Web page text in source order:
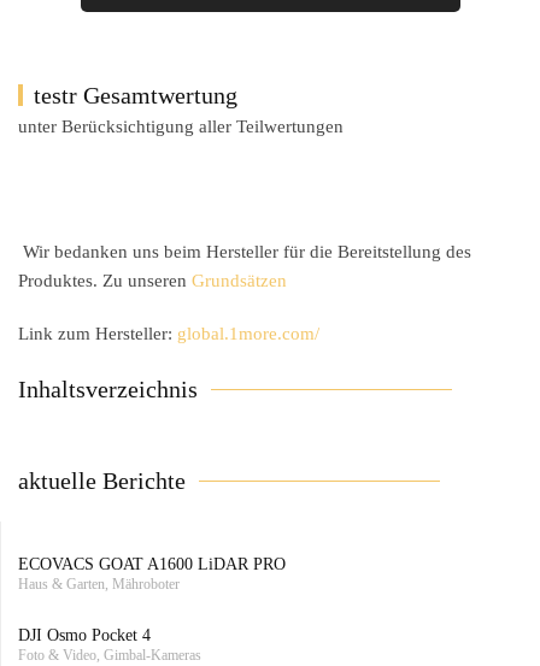
testr Gesamtwertung
unter Berücksichtigung aller Teilwertungen
Wir bedanken uns beim Hersteller für die Bereitstellung des
Produktes. Zu unseren Grundsätzen
Link zum Hersteller: global.1more.com/
Inhaltsverzeichnis
aktuelle Berichte
ECOVACS GOAT A1600 LiDAR PRO
Haus & Garten, Mähroboter
DJI Osmo Pocket 4
Foto & Video, Gimbal-Kameras